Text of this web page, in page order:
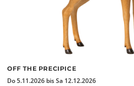
OFF THE PRECIPICE
Do 5.11.2026 bis Sa 12.12.2026